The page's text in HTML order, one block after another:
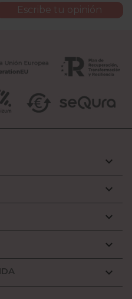
Escribe tu opinión




